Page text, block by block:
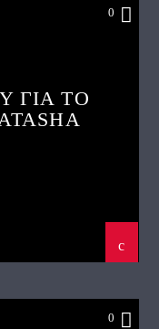
0
ΓΙΑ ΤΟ
0